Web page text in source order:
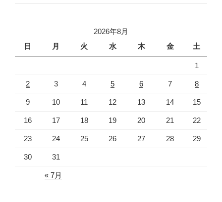
2026年8月
日
月 火 水 木 金 土
1
2 3 4 5 6 7 8
9 10 11 12 13 14 15
16 17 18 19 20 21 22
23 24 25 26 27 28 29
30 31
« 7月